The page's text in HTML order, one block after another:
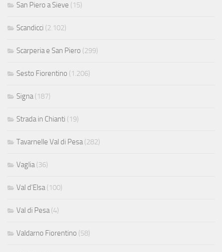
San Piero a Sieve (15)
Scandicci (2.102)
Scarperia e San Piero (299)
Sesto Fiorentino (1.206)
Signa(187)
Strada in Chianti (19)
Tavarnelle Val di Pesa(282)
Vaglia(36)
Val d'Elsa(100)
Val di Pesa(4)
Valdarno Fiorentino (58)